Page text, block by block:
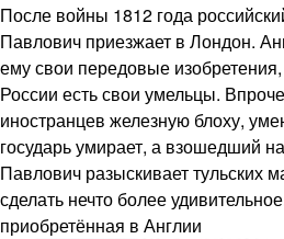
После войны 1812 года
Павлович приезжает в Лондон.
ему свои передовые изобретения,
России есть свои умельцы.
иностранцев железную блоху,
государь умирает, а взошедший
Павлович разыскивает тульских
сделать нечто более
приобретённая в Англии